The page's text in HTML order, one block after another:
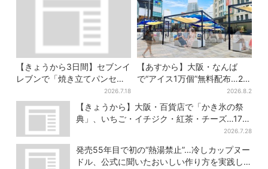
【きょうから3日間】セブンイ
レブンで「焼き立てパンセー
ル」、人気シリーズがお得
に…チョコクッキーも対象
2026.7.18
【あすから】大阪・なんば
で“アイス1万個”無料配布…2日
間限定で、ロッテの人気商品
もらえる
2026.8.2
【きょうから】大阪・百貨店で「かき氷の祭
典」、いちご・イチジク・紅茶・チーズ…17店
2026.7.28
発売55年目で初の“熱湯禁止”…冷しカップヌー
ドル、公式に聞いたおいしい作り方を実践し